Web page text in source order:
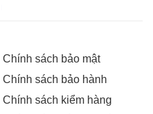
Chính sách bảo mật
Chính sách bảo hành
Chính sách kiểm hàng